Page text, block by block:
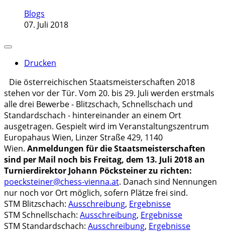
Blogs
07. Juli 2018
Drucken
Die österreichischen Staatsmeisterschaften 2018
stehen vor der Tür. Vom 20. bis 29. Juli werden erstmals
alle drei Bewerbe - Blitzschach, Schnellschach und
Standardschach - hintereinander an einem Ort
ausgetragen. Gespielt wird im Veranstaltungszentrum
Europahaus Wien, Linzer Straße 429, 1140
Wien. Anmeldungen für die Staatsmeisterschaften
sind per Mail noch bis Freitag, dem 13. Juli 2018 an
Turnierdirektor Johann Pöcksteiner zu richten:
poecksteiner@chess-vienna.at. Danach sind Nennungen
nur noch vor Ort möglich, sofern Plätze frei sind.
STM Blitzschach: Ausschreibung, Ergebnisse
STM Schnellschach: Ausschreibung, Ergebnisse
STM Standardschach: Ausschreibung, Ergebnisse